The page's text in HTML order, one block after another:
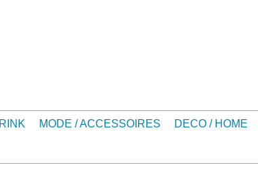
MODE / ACCESSOIRES DECO / HOME